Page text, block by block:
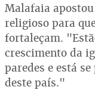
Malafaia
religioso para
fortaleçam.
crescimento da
paredes e está
deste país."